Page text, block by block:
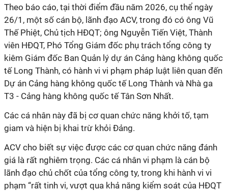
Theo báo cáo, tại thời điểm đầu năm 2026, cụ thể ngày
26/1, một số cán bộ, lãnh đạo ACV, trong đó có ông Vũ
Thế Phiệt, Chủ tịch HĐQT; ông Nguyễn Tiến Việt, Thành
viên HĐQT, Phó Tổng Giám đốc phụ trách tổng công ty
kiêm Giám đốc Ban Quản lý dự án Cảng hàng không quốc
tế Long Thành, có hành vi vi phạm pháp luật liên quan đến
Dự án Cảng hàng không quốc tế Long Thành và Nhà ga
T3 - Cảng hàng không quốc tế Tân Sơn Nhất.
Các cá nhân này đã bị cơ quan chức năng khởi tố, tạm
giam và hiện bị khai trừ khỏi Đảng.
ACV cho biết sự việc được các cơ quan chức năng đánh
giá là rất nghiêm trọng. Các cá nhân vi phạm là cán bộ
lãnh đạo chủ chốt của tổng công ty, trong khi hành vi vi
phạm “rất tinh vi, vượt qua khả năng kiểm soát của HĐQT